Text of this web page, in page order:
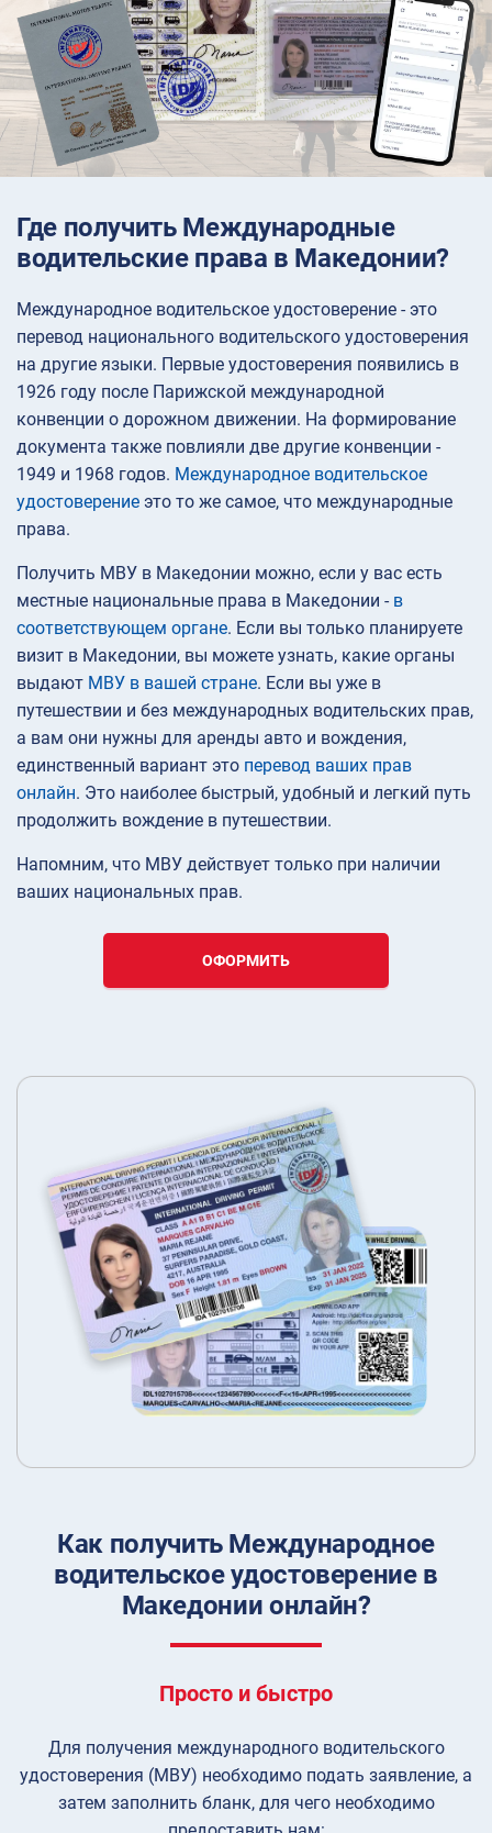
Где получить Международные
водительские права в Македонии?
Международное водительское удостоверение - это
перевод национального водительского удостоверения
на другие языки. Первые удостоверения появились в
1926 году после Парижской международной
конвенции о дорожном движении. На формирование
документа также повлияли две другие конвенции -
1949 и 1968 годов. Международное водительское
удостоверение это то же самое, что международные
права.
Получить МВУ в Македонии можно, если у вас есть
местные национальные права в Македонии - в
соответствующем органе. Если вы только планируете
визит в Македонии, вы можете узнать, какие органы
выдают МВУ в вашей стране. Если вы уже в
путешествии и без международных водительских прав,
а вам они нужны для аренды авто и вождения,
единственный вариант это перевод ваших прав
онлайн. Это наиболее быстрый, удобный и легкий путь
продолжить вождение в путешествии.
Напомним, что МВУ действует только при наличии
ваших национальных прав.
ОФОРМИТЬ
Как получить Международное
водительское удостоверение в
Македонии онлайн?
Просто и быстро
Для получения международного водительского
удостоверения (МВУ) необходимо подать заявление, а
затем заполнить бланк, для чего необходимо